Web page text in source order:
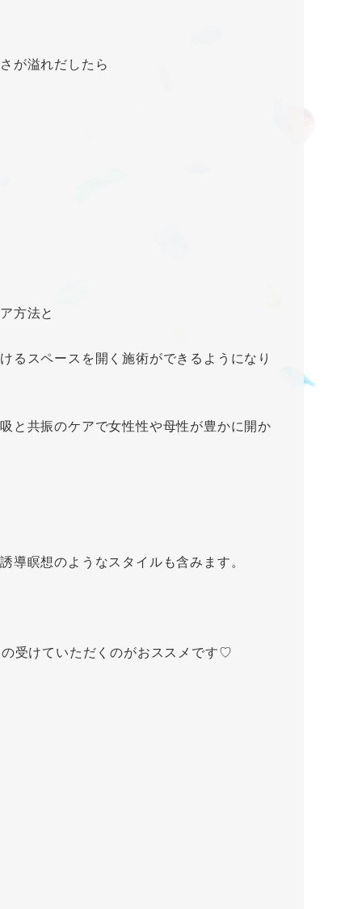
が溢れだしたら
方法と
るスペースを開く施術ができるようになり
と共振のケアで女性性や母性が豊かに開か
導瞑想のようなスタイルも含みます。
受けていただくのがおススメです♡